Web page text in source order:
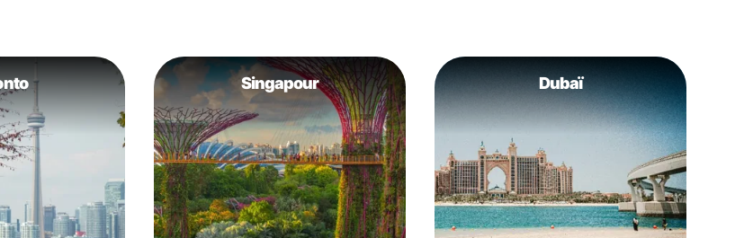
Singapour Dubaï